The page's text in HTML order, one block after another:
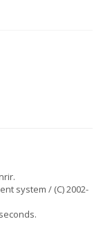
.
system / (C) 2002-